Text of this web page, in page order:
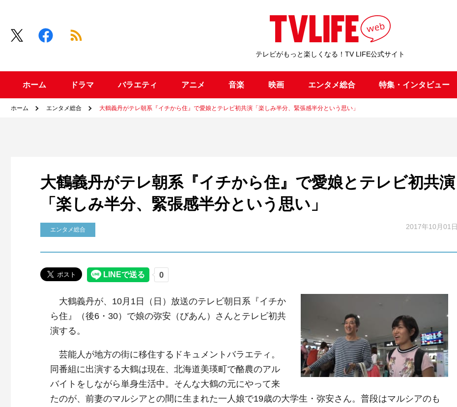
テレビがもっと楽しくなる！TV LIFE公式サイト
ホーム ドラマ バラエティ アニメ 音楽 映画 エンタメ総合 特集・インタビュー
ホーム エンタメ総合 大鶴義丹がテレ朝系『イチから住』で愛娘とテレビ初共演「楽しみ半分、緊張感半分という思い」
大鶴義丹がテレ朝系『イチから住』で愛娘とテレビ初共演
「楽しみ半分、緊張感半分という思い」
エンタメ総合 2017年10月01日
大鶴義丹が、10月1日（日）放送のテレビ朝日系『イチか
ら住』（後6・30）で娘の弥安（びあん）さんとテレビ初共
演する。
芸能人が地方の街に移住するドキュメントバラエティ。
同番組に出演する大鶴は現在、北海道美瑛町で酪農のアル
バイトをしながら単身生活中。そんな大鶴の元にやって来
たのが、前妻のマルシアとの間に生まれた一人娘で19歳の大学生・弥安さん。普段はマルシアのも